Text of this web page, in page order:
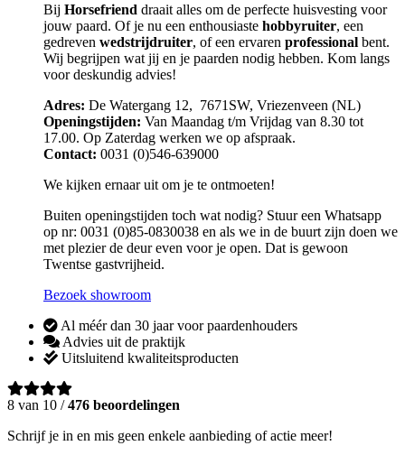
Bij Horsefriend draait alles om de perfecte huisvesting voor
jouw paard. Of je nu een enthousiaste hobbyruiter, een
gedreven wedstrijdruiter, of een ervaren professional bent.
Wij begrijpen wat jij en je paarden nodig hebben. Kom langs
voor deskundig advies!
Adres: De Watergang 12, 7671SW, Vriezenveen (NL)
Openingstijden: Van Maandag t/m Vrijdag van 8.30 tot
17.00. Op Zaterdag werken we op afspraak.
Contact: 0031 (0)546-639000
We kijken ernaar uit om je te ontmoeten!
Buiten openingstijden toch wat nodig? Stuur een Whatsapp
op nr: 0031 (0)85-0830038 en als we in de buurt zijn doen we
met plezier de deur even voor je open. Dat is gewoon
Twentse gastvrijheid.
Bezoek showroom
Al méér dan 30 jaar voor paardenhouders
Advies uit de praktijk
Uitsluitend kwaliteitsproducten
8 van 10 /476 beoordelingen
Schrijf je in en mis geen enkele aanbieding of actie meer!